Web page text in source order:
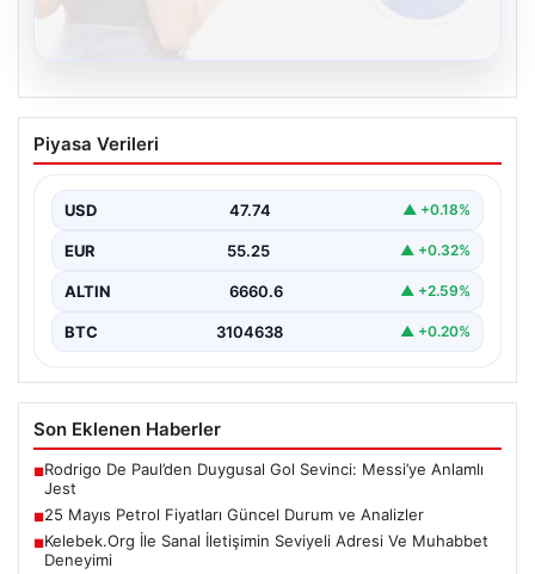
Kelebek.Org İle Sanal İletişimin Seviyeli
Adresi Ve Muhabbet Deneyimi
oluşturması kritik bir hassasiyet taşımaktadır. Halen
çeşitli…
Piyasa Verileri
USD 47.74 ▲ +0.18%
EUR 55.25 ▲ +0.32%
ALTIN 6660.6 ▲ +2.59%
BTC 3104638 ▲ +0.20%
Son Eklenen Haberler
■Rodrigo De Paul’den Duygusal Gol Sevinci: Messi’ye Anlamlı
Jest
■25 Mayıs Petrol Fiyatları Güncel Durum ve Analizler
■Kelebek.Org İle Sanal İletişimin Seviyeli Adresi Ve Muhabbet
Deneyimi